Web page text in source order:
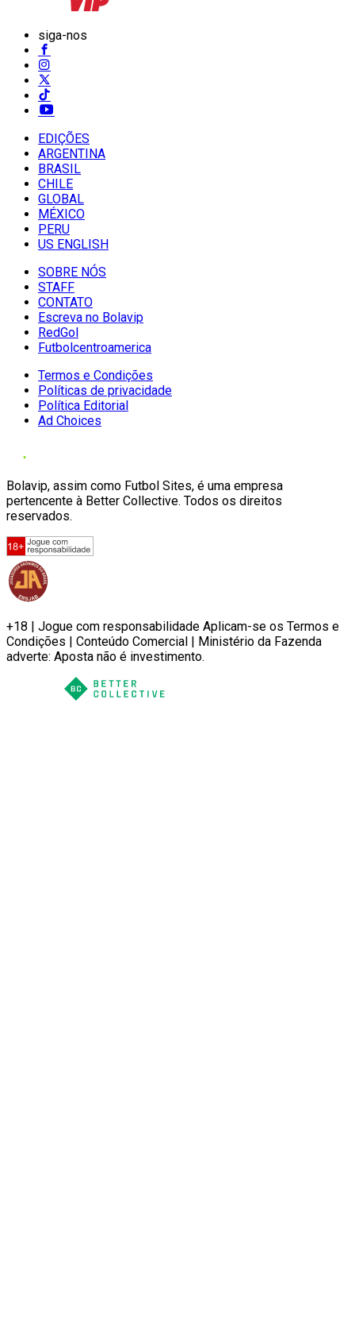
siga-nos
EDIÇÕES
ARGENTINA
BRASIL
CHILE
GLOBAL
MÉXICO
PERU
US ENGLISH
SOBRE NÓS
STAFF
CONTATO
Escreva no Bolavip
RedGol
Futbolcentroamerica
Termos e Condições
Políticas de privacidade
Política Editorial
Ad Choices
Bolavip, assim como Futbol Sites, é uma empresa
pertencente à Better Collective. Todos os direitos
reservados.
+18 | Jogue com responsabilidade Aplicam-se os Termos e
Condições | Conteúdo Comercial | Ministério da Fazenda
adverte: Aposta não é investimento.